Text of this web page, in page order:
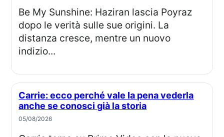
Be My Sunshine: Haziran lascia Poyraz
dopo le verità sulle sue origini. La
distanza cresce, mentre un nuovo
indizio...
Carrie: ecco perché vale la pena vederla
anche se conosci già la storia
05/08/2026